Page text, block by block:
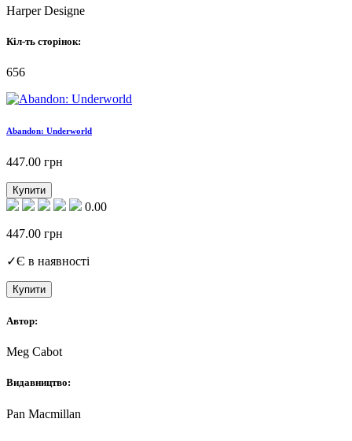
Harper Designe
Кіл-ть сторінок:
656
Abandon: Underworld
447.00 грн
Купити
0.00
447.00 грн
✓Є в наявності
Купити
Автор:
Meg Cabot
Видавництво:
Pan Macmillan